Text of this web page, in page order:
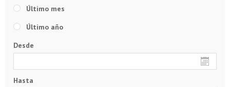
Último mes
Último año
Desde
Hasta